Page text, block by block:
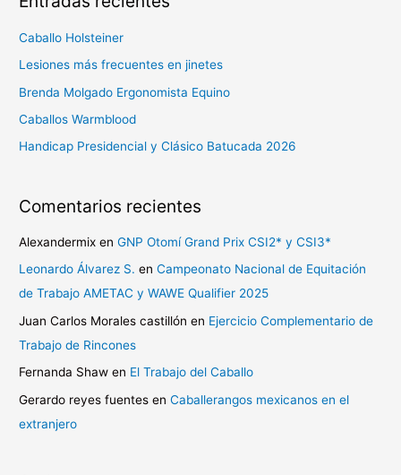
c
a
r
:
Caballo Holsteiner
Lesiones más frecuentes en jinetes
Brenda Molgado Ergonomista Equino
Caballos Warmblood
Handicap Presidencial y Clásico Batucada 2026
Comentarios recientes
Alexandermix enGNP Otomí Grand Prix CSI2* y CSI3*
Leonardo Álvarez S. enCampeonato Nacional de Equitación
de Trabajo AMETAC y WAWE Qualifier 2025
Juan Carlos Morales castillón en Ejercicio Complementario de
Trabajo de Rincones
Fernanda Shaw en El Trabajo del Caballo
Gerardo reyes fuentes enCaballerangos mexicanos en el
extranjero